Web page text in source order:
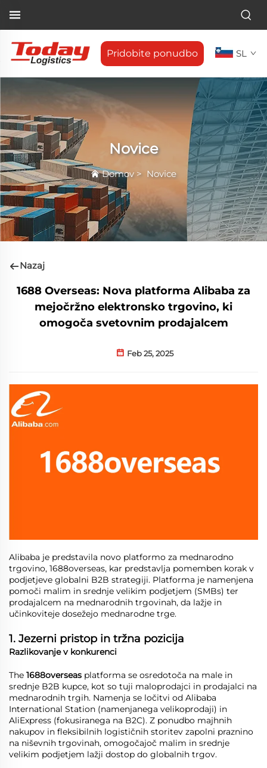
Pridobite ponudbo SL
Novice
Domov > Novice
Nazaj
1688 Overseas: Nova platforma Alibaba za
mejočržno elektronsko trgovino, ki
omogoča svetovnim prodajalcem
Feb 25, 2025
Alibaba je predstavila novo platformo za mednarodno
trgovino, 1688overseas, kar predstavlja pomemben korak v
podjetjeve globalni B2B strategiji. Platforma je namenjena
pomoči malim in srednje velikim podjetjem (SMBs) ter
prodajalcem na mednarodnih trgovinah, da lažje in
učinkoviteje dosežejo mednarodne trge.
1. Jezerni pristop in tržna pozicija
Razlikovanje v konkurenci
The 1688overseas platforma se osredotoča na male in
srednje B2B kupce, kot so tuji maloprodajci in prodajalci na
mednarodnih trgih. Namenja se ločitvi od Alibaba
International Station (namenjanega velikoprodaji) in
AliExpress (fokusiranega na B2C). Z ponudbo majhnih
nakupov in fleksibilnih logističnih storitev zapolni praznino
na niševnih trgovinah, omogočajoč malim in srednje
velikim podjetjem lažji dostop do globalnih trgov.